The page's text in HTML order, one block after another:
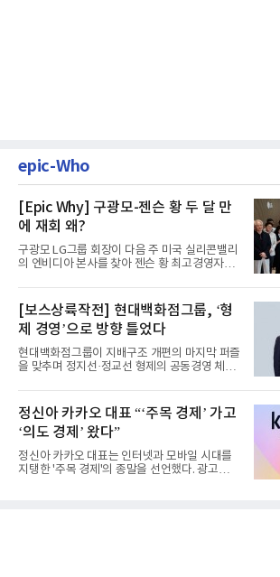
epic-Who
[Epic Why] 구광모-젠슨 황 두 달 만
에 재회 왜?
구광모 LG그룹 회장이 다음 주 미국 실리콘밸리
의 엔비디아 본사를 찾아 젠슨 황 최고경영자
[보스상륙작전] 현대백화점그룹, ‘형
제 경영’으로 방향 틀었다
현대백화점그룹이 지배구조 개편의 마지막 퍼즐
을 맞추며 정지선·정교선 형제의 공동경영 체제
정신아 카카오 대표 “‘주목 경제’ 가고
‘의도 경제’ 왔다”
정신아 카카오 대표는 인터넷과 모바일 시대를
지탱한 '주목 경제'의 종말을 선언했다. 광고를